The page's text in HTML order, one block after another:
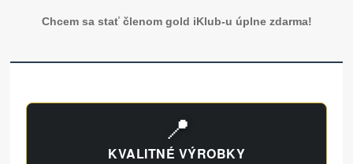
Chcem sa stať členom gold iKlub-u úplne zdarma!
📍
KVALITNÉ VÝROBKY